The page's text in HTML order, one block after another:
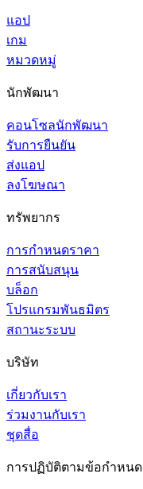
แอป
เกม
หมวดหมู่
นักพัฒนา
คอนโซลนักพัฒนา
รับการยืนยัน
ส่งแอป
ลงโฆษณา
ทรัพยากร
การกำหนดราคา
การสนับสนุน
บล็อก
โปรแกรมพันธมิตร
สถานะระบบ
บริษัท
เกี่ยวกับเรา
ร่วมงานกับเรา
ชุดสื่อ
การปฏิบัติตามข้อกำหนด